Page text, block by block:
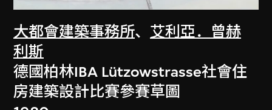
大都會建築事務所、 艾利亞．曾赫
利斯
德國柏林IBA Lützowstrasse社會住
房建築設計比賽參賽草圖